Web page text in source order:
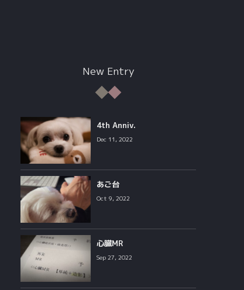
New Entry
4th Anniv.
Dec 11, 2022
あご台
Oct 9, 2022
心臓MR
Sep 27, 2022